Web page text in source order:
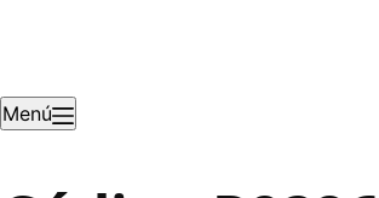
Menú